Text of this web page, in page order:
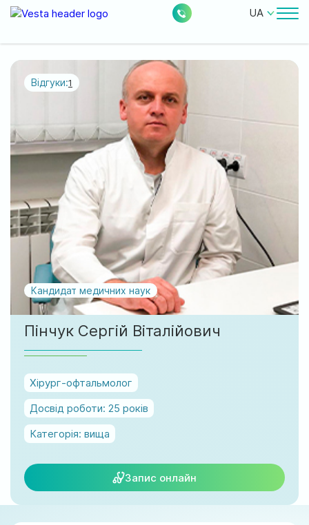
UA
Лікарі
Безкоштовні послуги
Акції
0
Новини Відгуки
228
Місцезнаходження:
м. Ірпінь, вул. Соборна, 128/1
Сб: 08:00-18:00
Нд: 9:00-17:00
official@test.test.vesta-med.com
Відгуки:1
Кандидат медичних наук
Пінчук Сергій Віталійович
Хірург-офтальмолог
Досвід роботи: 25 рокiв
Категорія: вища
Запис онлайн